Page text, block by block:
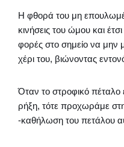
Η φθορά του μη
κινήσεις του ώμου και
φορές στο σημείο να μην
χέρι του, βιώνοντας
Όταν το στροφικό πέταλο
ρήξη, τότε προχωράμε
-καθήλωση του πετάλου